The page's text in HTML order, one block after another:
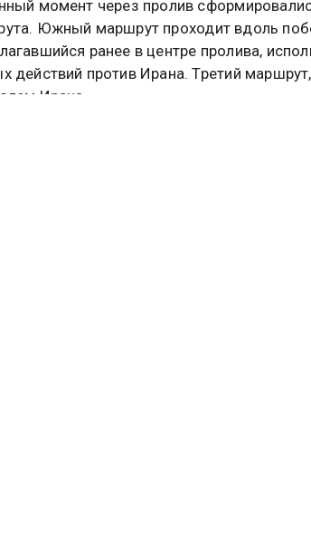
момент через пролив
Южный маршрут проходит вдоль
ранее в центре пролива,
действий против Ирана. Третий
Ирана.